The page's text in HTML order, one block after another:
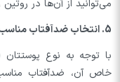
می‌توانید از آن‌ها در روتین
5. انتخاب ضدآفتاب مناسب برای پوست خود:
با توجه به نوع
خاص آن، ضدآفتاب مناسب